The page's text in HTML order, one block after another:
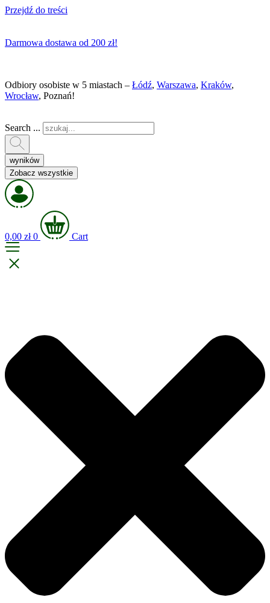
Przejdź do treści
Darmowa dostawa od 200 zł!
Odbiory osobiste w 5 miastach – Łódź, Warszawa, Kraków,
Wrocław, Poznań!
Search ...
wyników
Zobacz wszystkie
0,00 zł 0 Cart